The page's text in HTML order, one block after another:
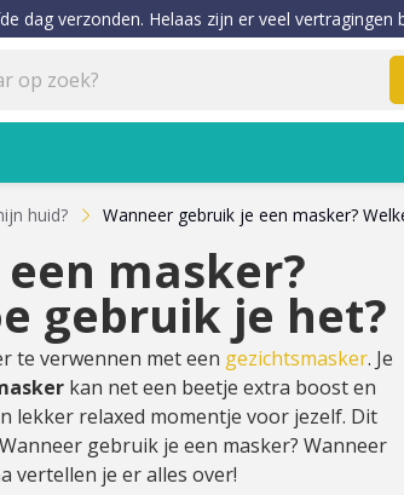
dag verzonden. Helaas zijn er veel vertragingen
huid? Wanneer gebruik je een masker?
masker?
gebruik je het?
te verwennen met een gezichtsmasker. Je
kan net een beetje extra boost en
lekker relaxed momentje voor jezelf. Dit
gebruik je een masker? Wanneer
vertellen je er alles over!